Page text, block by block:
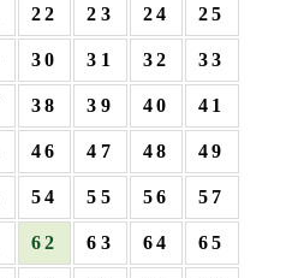
22 23 24 25
30 31 32 33
38 39 40 41
46 47 48 49
54 55 56 57
62 63 64 65